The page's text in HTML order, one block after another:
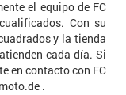
el equipo de FC
Con su
y la tienda
cada día. Si
en contacto con FC
.